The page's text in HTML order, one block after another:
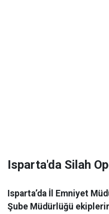
Isparta'da Silah
Isparta’da İl Emniyet
Şube Müdürlüğü